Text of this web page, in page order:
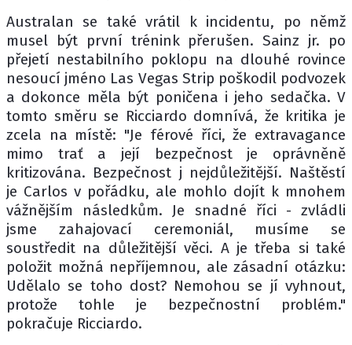
Australan se také vrátil k incidentu, po němž
musel být první trénink přerušen. Sainz jr. po
přejetí nestabilního poklopu na dlouhé rovince
nesoucí jméno Las Vegas Strip poškodil podvozek
a dokonce měla být poničena i jeho sedačka. V
tomto směru se Ricciardo domnívá, že kritika je
zcela na místě: "Je férové říci, že extravagance
mimo trať a její bezpečnost je oprávněně
kritizována. Bezpečnost j nejdůležitější. Naštěstí
je Carlos v pořádku, ale mohlo dojít k mnohem
vážnějším následkům. Je snadné říci - zvládli
jsme zahajovací ceremoniál, musíme se
soustředit na důležitější věci. A je třeba si také
položit možná nepříjemnou, ale zásadní otázku:
Udělalo se toho dost? Nemohou se jí vyhnout,
protože tohle je bezpečnostní problém."
pokračuje Ricciardo.